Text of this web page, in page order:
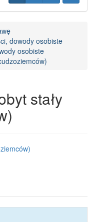
dowody osobiste
osobiste
stały